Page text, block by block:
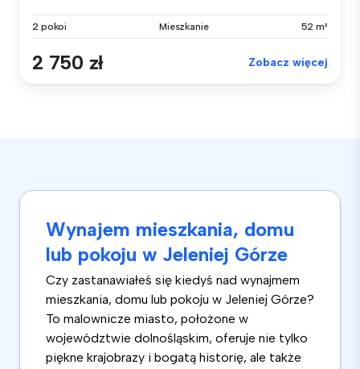
2 pokoi Mieszkanie 52 m²
2 750 zł Zobacz więcej
Wynajem mieszkania, domu
lub pokoju w Jeleniej Górze
Czy zastanawiałeś się kiedyś nad wynajmem
mieszkania, domu lub pokoju w Jeleniej Górze?
To malownicze miasto, położone w
województwie dolnośląskim, oferuje nie tylko
piękne krajobrazy i bogatą historię, ale także